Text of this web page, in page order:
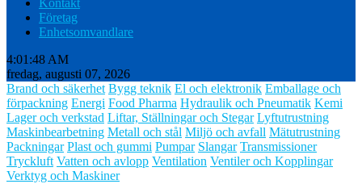
Kontakt
Företag
Enhetsomvandlare
4:01:49 AM
fredag, augusti 07, 2026
Brand och säkerhet Bygg teknik El och elektronik Emballage och
förpackning Energi Food Pharma Hydraulik och Pneumatik Kemi
Lager och verkstad Liftar, Ställningar och Stegar Lyftutrustning
Maskinbearbetning Metall och stål Miljö och avfall Mätutrustning
Packningar Plast och gummi Pumpar Slangar Transmissioner
Tryckluft Vatten och avlopp Ventilation Ventiler och Kopplingar
Verktyg och Maskiner